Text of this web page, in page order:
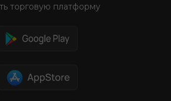
торговую платформу